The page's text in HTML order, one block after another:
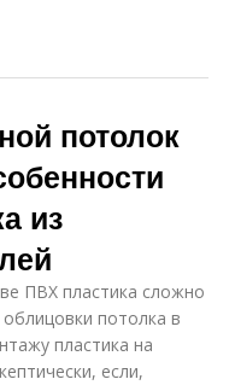
потолок
из
ПВХ пластика сложно
потолка в
пластика на
если,